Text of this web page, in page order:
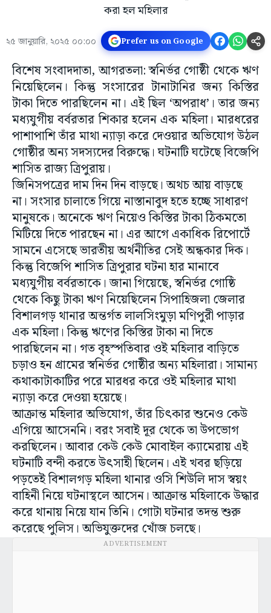
২৫ জানুয়ারি, ২০২৫ ০০:০০ Prefer us on Google
বিশেষ সংবাদদাতা, আগরতলা: স্বনির্ভর গোষ্ঠী থেকে ঋণ
নিয়েছিলেন। কিন্তু সংসারের টানাটানির জন্য কিস্তির
টাকা দিতে পারছিলেন না। এই ছিল ‘অপরাধ’। তার জন্য
মধ্যযুগীয় বর্বরতার শিকার হলেন এক মহিলা। মারধরের
পাশাপাশি তাঁর মাথা ন্যাড়া করে দেওয়ার অভিযোগ উঠল
গোষ্ঠীর অন্য সদস্যদের বিরুদ্ধে। ঘটনাটি ঘটেছে বিজেপি
শাসিত রাজ্য ত্রিপুরায়।
জিনিসপত্রের দাম দিন দিন বাড়ছে। অথচ আয় বাড়ছে
না। সংসার চালাতে গিয়ে নাস্তানাবুদ হতে হচ্ছে সাধারণ
মানুষকে। অনেকে ঋণ নিয়েও কিস্তির টাকা ঠিকমতো
মিটিয়ে দিতে পারছেন না। এর আগে একাধিক রিপোর্টে
সামনে এসেছে ভারতীয় অর্থনীতির সেই অন্ধকার দিক।
কিন্তু বিজেপি শাসিত ত্রিপুরার ঘটনা হার মানাবে
মধ্যযুগীয় বর্বরতাকে। জানা গিয়েছে, স্বনির্ভর গোষ্ঠি
থেকে কিছু টাকা ঋণ নিয়েছিলেন সিপাহিজলা জেলার
বিশালগড় থানার অন্তর্গত লালসিংমুড়া মণিপুরী পাড়ার
এক মহিলা। কিন্তু ঋণের কিস্তির টাকা না দিতে
পারছিলেন না। গত বৃহস্পতিবার ওই মহিলার বাড়িতে
চড়াও হন গ্রামের স্বনির্ভর গোষ্ঠীর অন্য মহিলারা। সামান্য
কথাকাটাকাটির পরে মারধর করে ওই মহিলার মাথা
ন্যাড়া করে দেওয়া হয়েছে।
আক্রান্ত মহিলার অভিযোগ, তাঁর চিৎকার শুনেও কেউ
এগিয়ে আসেননি। বরং সবাই দূর থেকে তা উপভোগ
করছিলেন। আবার কেউ কেউ মোবাইল ক্যামেরায় এই
ঘটনাটি বন্দী করতে উৎসাহী ছিলেন। এই খবর ছড়িয়ে
পড়তেই বিশালগড় মহিলা থানার ওসি শিউলি দাস স্বয়ং
বাহিনী নিয়ে ঘটনাস্থলে আসেন। আক্রান্ত মহিলাকে উদ্ধার
করে থানায় নিয়ে যান তিনি। গোটা ঘটনার তদন্ত শুরু
করেছে পুলিস। অভিযুক্তদের খোঁজ চলছে।
ADVERTISEMENT